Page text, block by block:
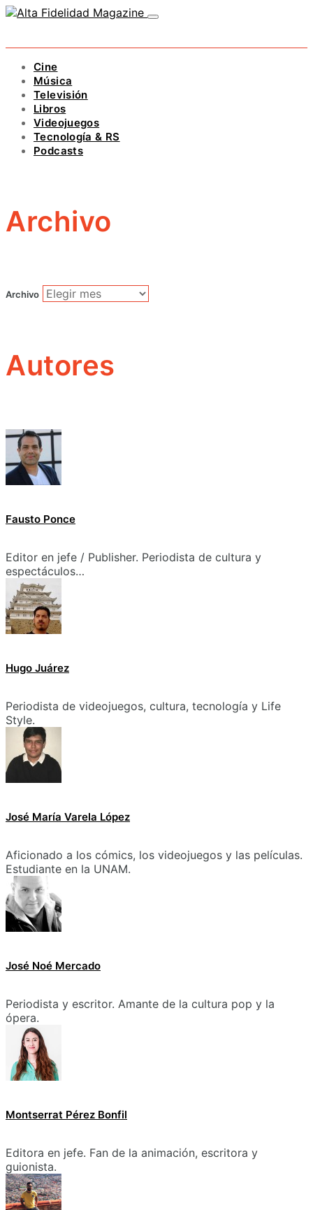
Cine
Música
Televisión
Libros
Videojuegos
Tecnología & RS
Podcasts
Archivo
Archivo
Autores
Fausto Ponce
Editor en jefe / Publisher. Periodista de cultura y
espectáculos…
Hugo Juárez
Periodista de videojuegos, cultura, tecnología y Life
Style.
José María Varela López
Aficionado a los cómics, los videojuegos y las películas.
Estudiante en la UNAM.
José Noé Mercado
Periodista y escritor. Amante de la cultura pop y la
ópera.
Montserrat Pérez Bonfil
Editora en jefe. Fan de la animación, escritora y
guionista.